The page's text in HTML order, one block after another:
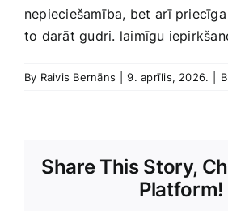
nepieciešamība, bet⁣ arī
to darāt gudri. laimīgu
By Raivis Bernāns 9. aprīlis, 2026.
Share This Story,
Platform!